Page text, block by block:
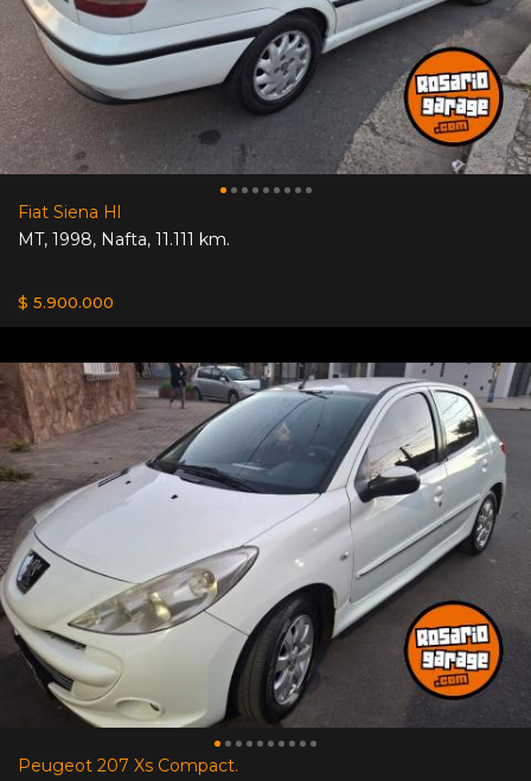
Fiat Siena Hl
MT, 1998, Nafta, 11.111 km.
$ 5.900.000
Peugeot 207 Xs Compact.